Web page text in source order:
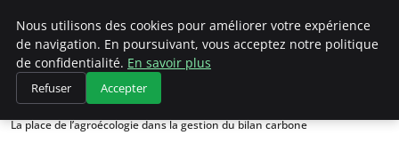
Climategatecountryclub.com
Accueil
Changements climatiques
La place de l’agroécologie dans la gestion du bilan carbone
Nous utilisons des cookies pour améliorer votre expérience
de navigation. En poursuivant, vous acceptez notre politique
de confidentialité. En savoir plus
Refuser Accepter